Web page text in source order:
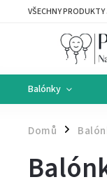
VŠECHNY
Balónky
Domů /